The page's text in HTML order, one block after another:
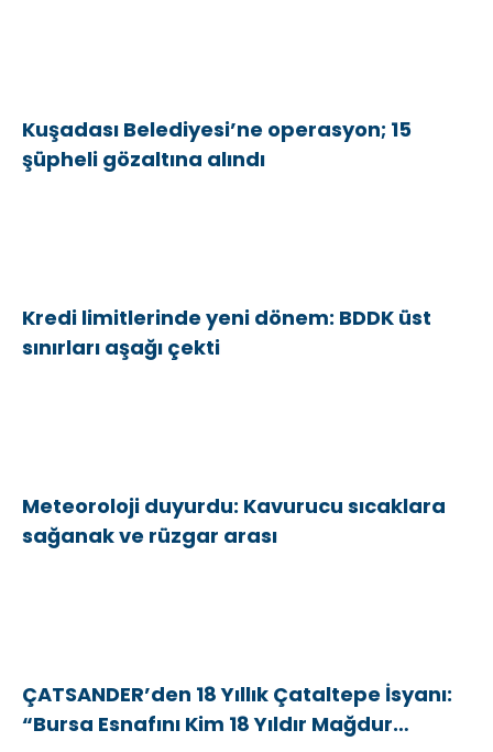
Kuşadası Belediyesi’ne operasyon; 15
şüpheli gözaltına alındı
Kredi limitlerinde yeni dönem: BDDK üst
sınırları aşağı çekti
Meteoroloji duyurdu: Kavurucu sıcaklara
sağanak ve rüzgar arası
ÇATSANDER’den 18 Yıllık Çataltepe İsyanı:
“Bursa Esnafını Kim 18 Yıldır Mağdur